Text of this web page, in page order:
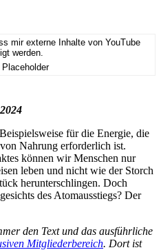
mir externe Inhalte von YouTube
werden.
für die Energie, die
Nahrung erforderlich ist.
können wir Menschen nur
leben und nicht wie der Storch
herunterschlingen. Doch
des Atomausstiegs? Der
den Text und das ausführliche
Mitgliederbereich. Dort ist